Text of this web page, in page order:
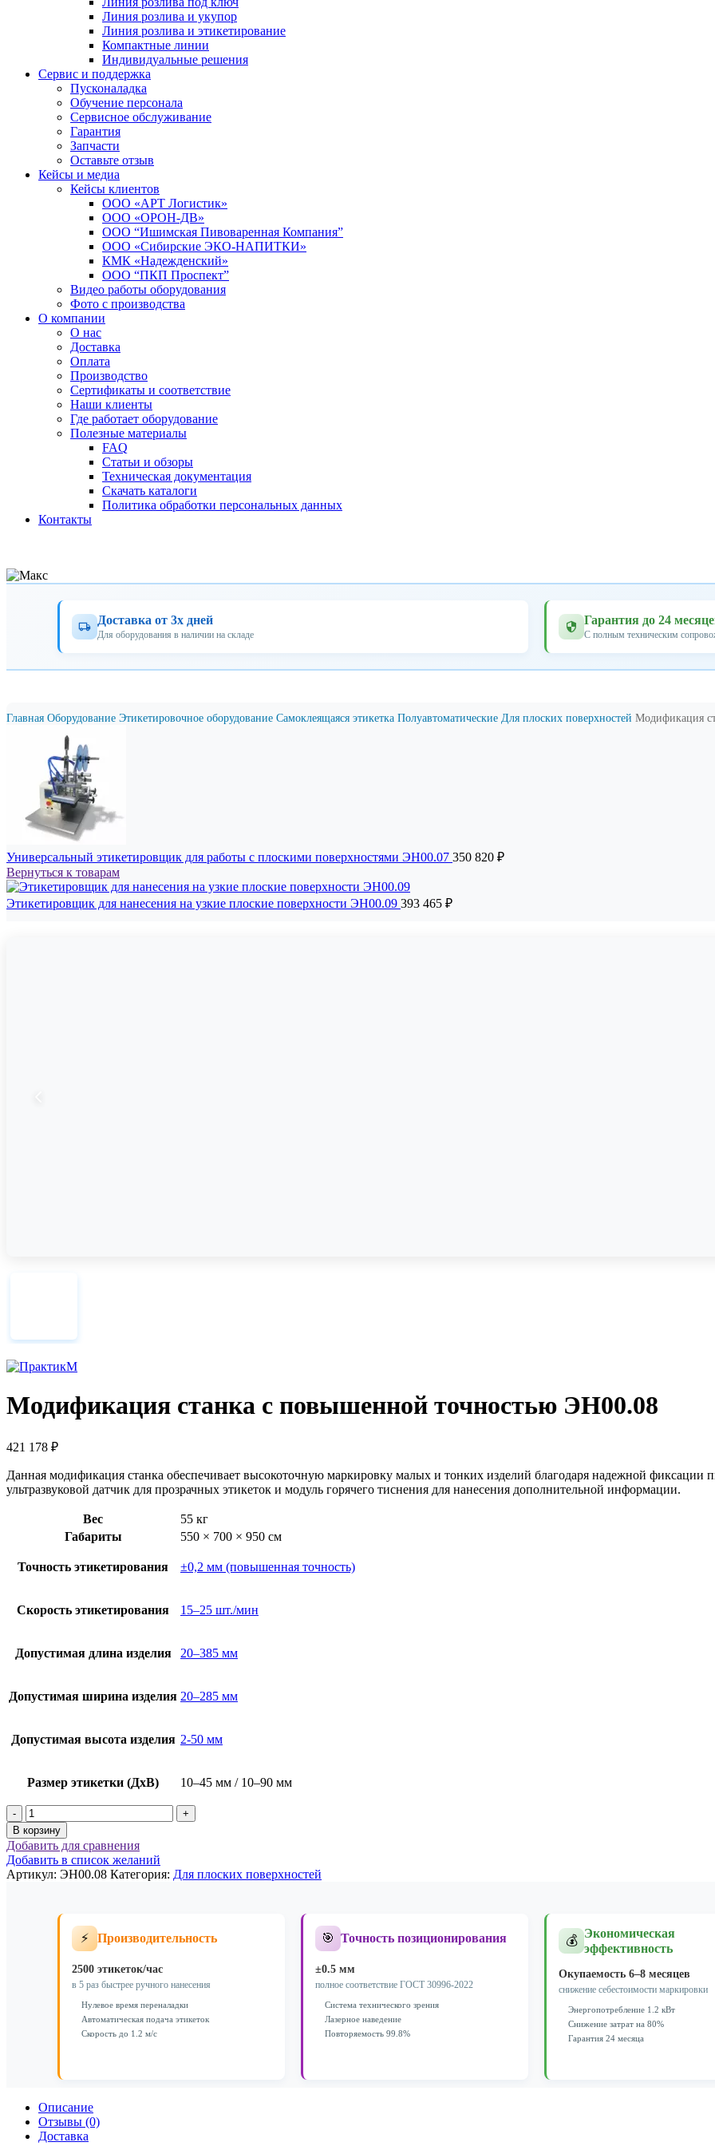
Линия розлива и укупор
Линия розлива и этикетирование
Компактные линии
Индивидуальные решения
Сервис и поддержка
Пусконаладка
Обучение персонала
Сервисное обслуживание
Гарантия
Запчасти
Оставьте отзыв
Кейсы и медиа
Кейсы клиентов
ООО «АРТ Логистик»
ООО «ОРОН-ДВ»
ООО “Ишимская Пивоваренная Компания”
ООО «Сибирские ЭКО-НАПИТКИ»
КМК «Надежденский»
ООО “ПКП Проспект”
Видео работы оборудования
Фото с производства
О компании
О нас
Доставка
Оплата
Производство
Сертификаты и соответствие
Наши клиенты
Где работает оборудование
Полезные материалы
FAQ
Статьи и обзоры
Техническая документация
Скачать каталоги
Политика обработки персональных данных
Контакты
Доставка от 3х дней
Для оборудования в наличии на складе
Гарантия до 24
С полным техническим
Главная Оборудование Этикетировочное оборудование Самоклеящаяся этикетка Полуавтоматические Для плoских поверхностей Модификация
Универсальный этикетировщик для работы с плоскими поверхностями ЭН00.07 350 820 ₽
Вернуться к товарам
Этикетировщик для нанесения на узкие плоские поверхности ЭН00.09 393 465 ₽
Модификация станка с повышенной точностью ЭН00.08
421 178 ₽
Данная модификация станка обеспечивает высокоточную маркировку малых и тонких изделий благодаря надежной
ультразвуковой датчик для прозрачных этикеток и модуль горячего тиснения для нанесения дополнительной информации.
Вес
55 кг
Габариты
550 × 700 × 950 см
Точность этикетирования ±0,2 мм (повышенная точность)
Скорость этикетирования 15–25 шт./мин
Допустимая длина изделия 20–385 мм
Допустимая ширина изделия 20–285 мм
Допустимая высота изделия 2-50 мм
Размер этикетки (ДхВ) 10–45 мм / 10–90 мм
Количество
товара
Модификация
станка
с
повышенной
ЭН00.08
В корзину
Добавить для сравнения
Добавить в список желаний
Артикул: ЭН00.08 Категория: Для плoских поверхностей
⚡ Производительность
2500 этикеток/час
в 5 раз быстрее ручного нанесения
Нулевое время переналадки
Автоматическая подача этикеток
Скорость до 1.2 м/с
🎯 Точность позиционирования
±0.5 мм
полное соответствие ГОСТ 30996-2022
Система технического зрения
Лазерное наведение
Повторяемость 99.8%
💰
Экономическая
эффективность
Окупаемость 6–8 месяцев
снижение себестоимости маркировки
Энергопотребление 1.2 кВт
Снижение затрат на 80%
Гарантия 24 месяца
Описание
Отзывы (0)
Доставка